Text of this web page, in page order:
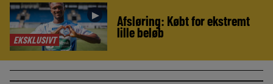
EKSKLUSIVT
► Afsløring: Købt for ekstremt
lille beløb